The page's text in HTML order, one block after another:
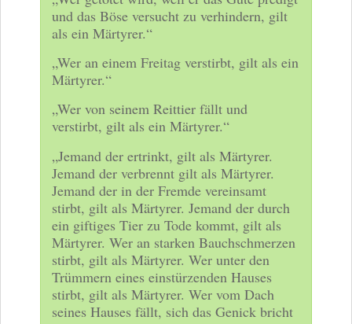
und das Böse versucht zu verhindern, gilt
als ein Märtyrer.“
„Wer an einem Freitag verstirbt, gilt als ein
Märtyrer.“
„Wer von seinem Reittier fällt und
verstirbt, gilt als ein Märtyrer.“
„Jemand der ertrinkt, gilt als Märtyrer.
Jemand der verbrennt gilt als Märtyrer.
Jemand der in der Fremde vereinsamt
stirbt, gilt als Märtyrer. Jemand der durch
ein giftiges Tier zu Tode kommt, gilt als
Märtyrer. Wer an starken Bauchschmerzen
stirbt, gilt als Märtyrer. Wer unter den
Trümmern eines einstürzenden Hauses
stirbt, gilt als Märtyrer. Wer vom Dach
seines Hauses fällt, sich das Genick bricht